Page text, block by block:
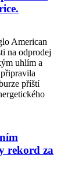
American
na odprodej
uhlím a
příští
rekord za